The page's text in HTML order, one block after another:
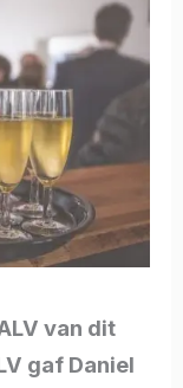
van dit
gaf Daniel